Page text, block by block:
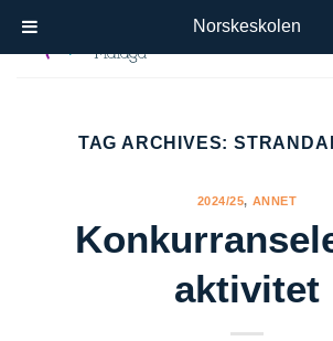
TAG ARCHIVES:
2024/25, ANNET
aktivitet
Norskeskolen